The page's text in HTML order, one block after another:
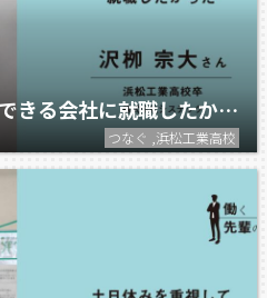
3DCADを使った仕事ができる会社に就職したかった。
つなぐ ,浜松工業高校